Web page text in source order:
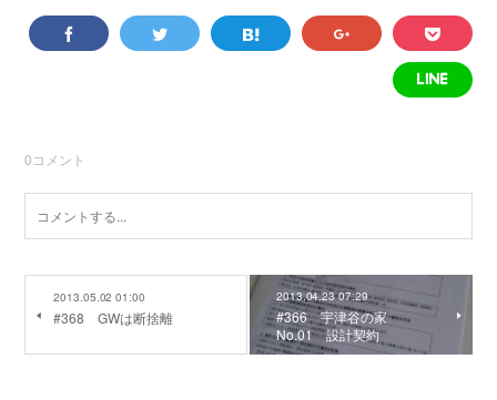
0コメント
2013.05.02 01:00
#368 GWは断捨離
2013.04.23 07:29
#366 宇津谷の家
No.01 設計契約